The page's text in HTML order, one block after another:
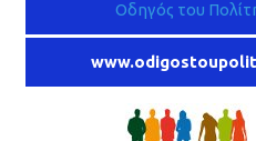
Οδηγός του